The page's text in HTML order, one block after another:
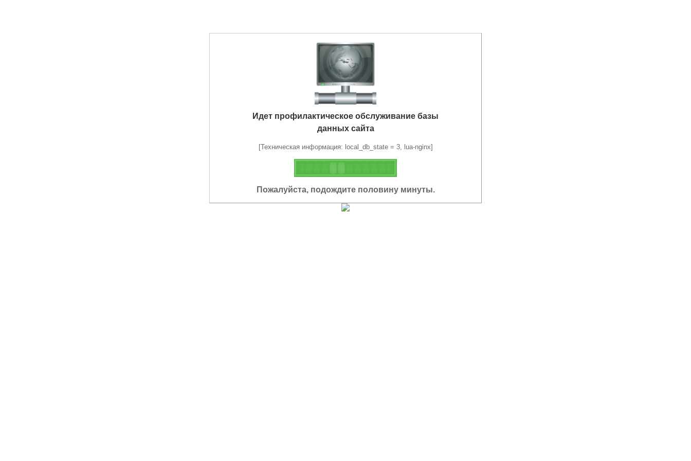
Идет профилактическое обслуживание базы
данных сайта
[Техническая информация: local_db_state = 3, lua-nginx]
Пожалуйста, подождите половину минуты.